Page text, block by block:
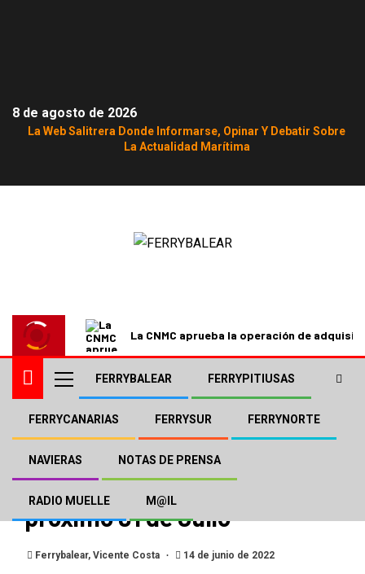
8 de agosto de 2026
La Web Salitrera Donde Informarse, Opinar Y Debatir Sobre
La Actualidad Marítima
La CNMC aprueba la operación de
FERRYBALEAR FERRYPITIUSAS
FERRYCANARIAS FERRYSUR FERRYNORTE
NAVIERAS NOTAS DE PRENSA
RADIO MUELLE M@IL
Fred.Olsen retomará la línea
interior de La Gomera el
próximo 01 de Julio
Ferrybalear, Vicente Costa 14 de junio de 2022